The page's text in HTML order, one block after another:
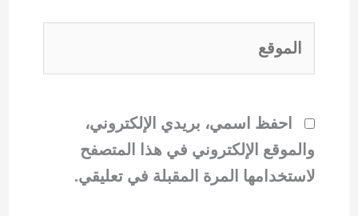
احفظ اسمي، بريدي الإلكتروني،
والموقع الإلكتروني في هذا المتصفح
لاستخدامها المرة المقبلة في تعليقي.